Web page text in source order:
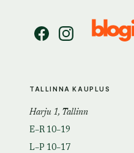
TALLINNA KAUPLUS
Harju 1, Tallinn
E–R 10–19
L–P 10–17